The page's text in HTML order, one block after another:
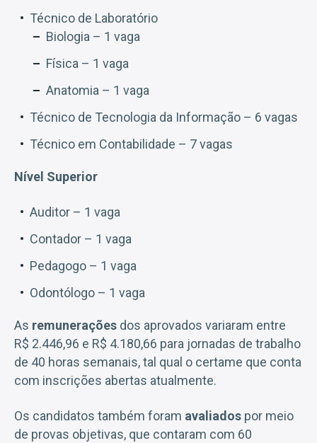
Técnico de Laboratório
Biologia – 1 vaga
Física – 1 vaga
Anatomia – 1 vaga
Técnico de Tecnologia da Informação – 6 vagas
Técnico em Contabilidade – 7 vagas
Nível Superior
Auditor – 1 vaga
Contador – 1 vaga
Pedagogo – 1 vaga
Odontólogo – 1 vaga
As remunerações dos aprovados variaram entre
R$ 2.446,96 e R$ 4.180,66 para jornadas de trabalho
de 40 horas semanais, tal qual o certame que conta
com inscrições abertas atualmente.
Os candidatos também foram avaliados por meio
de provas objetivas, que contaram com 60